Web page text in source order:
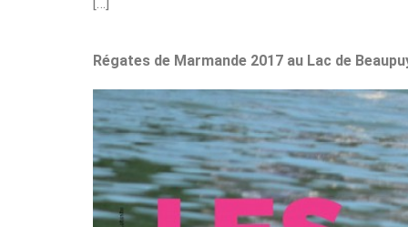
Régates de Marmande 2017 au Lac de